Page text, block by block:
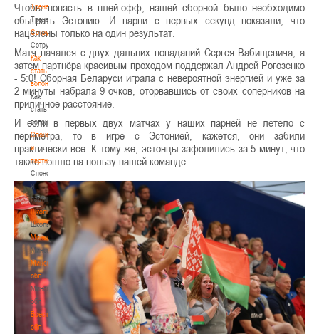
Тренерам
Тренерам
Сотрудничество
Сотрудничество
Как
стать
волонтером
Как
стать
волонтером
Спонсоры
и
партнеры
Спонсоры
и
партнеры
Школы
Школы
Минск
Минск
Минская
обл
Минская
обл
Брестская
обл
Чтобы попасть в плей-офф, нашей сборной было необходимо
обыграть Эстонию. И парни с первых секунд показали, что
нацелены только на один результат.
Матч начался с двух дальних попаданий Сергея Вабищевича, а
затем партнёра красивым проходом поддержал Андрей Рогозенко
- 5:0! Сборная Беларуси играла с невероятной энергией и уже за
2 минуты набрала 9 очков, оторвавшись от своих соперников на
приличное расстояние.
И если в первых двух матчах у наших парней не летело с
периметра, то в игре с Эстонией, кажется, они забили
практически все. К тому же, эстонцы зафолились за 5 минут, что
также пошло на пользу нашей команде.